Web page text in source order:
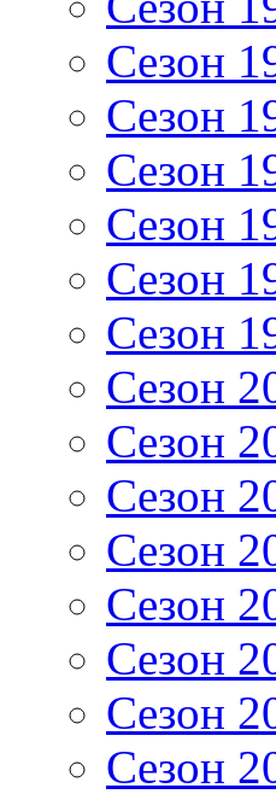
Сезон
Сезон
Сезон
Сезон
Сезон
Сезон
Сезон
Сезон
Сезон
Сезон
Сезон
Сезон
Сезон
Сезон